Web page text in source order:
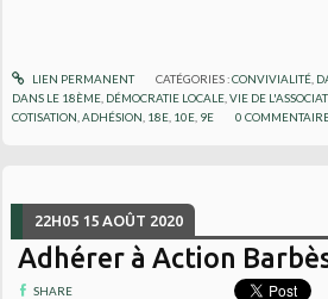
LIEN PERMANENT CATÉGORIES :CONVIVIALITÉ,
DANS LE 18ÈME DÉMOCRATIE LOCALE ,VIE DE
COTISATION ,ADHÉSION 18E 10E 9E 0
22H05 15 AOÛT 2020
Adhérer à Action
SHARE